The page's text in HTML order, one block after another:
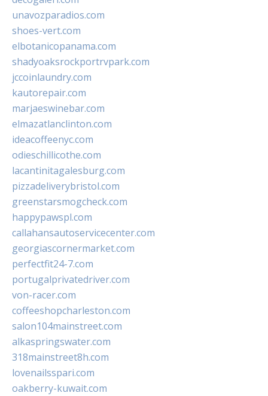
unavozparadios.com
shoes-vert.com
elbotanicopanama.com
shadyoaksrockportrvpark.com
jccoinlaundry.com
kautorepair.com
marjaeswinebar.com
elmazatlanclinton.com
ideacoffeenyc.com
odieschillicothe.com
lacantinitagalesburg.com
pizzadeliverybristol.com
greenstarsmogcheck.com
happypawspl.com
callahansautoservicecenter.com
georgiascornermarket.com
perfectfit24-7.com
portugalprivatedriver.com
von-racer.com
coffeeshopcharleston.com
salon104mainstreet.com
alkaspringswater.com
318mainstreet8h.com
lovenailsspari.com
oakberry-kuwait.com